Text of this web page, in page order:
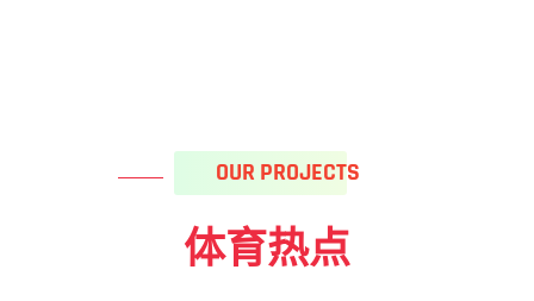
OUR PROJECTS
体育热点